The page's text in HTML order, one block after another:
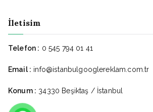
İletisim
Telefon : 0 545 794 01 41
Email : info@istanbulgooglereklam.com.tr
Konum : 34330 Beşiktaş / İstanbul